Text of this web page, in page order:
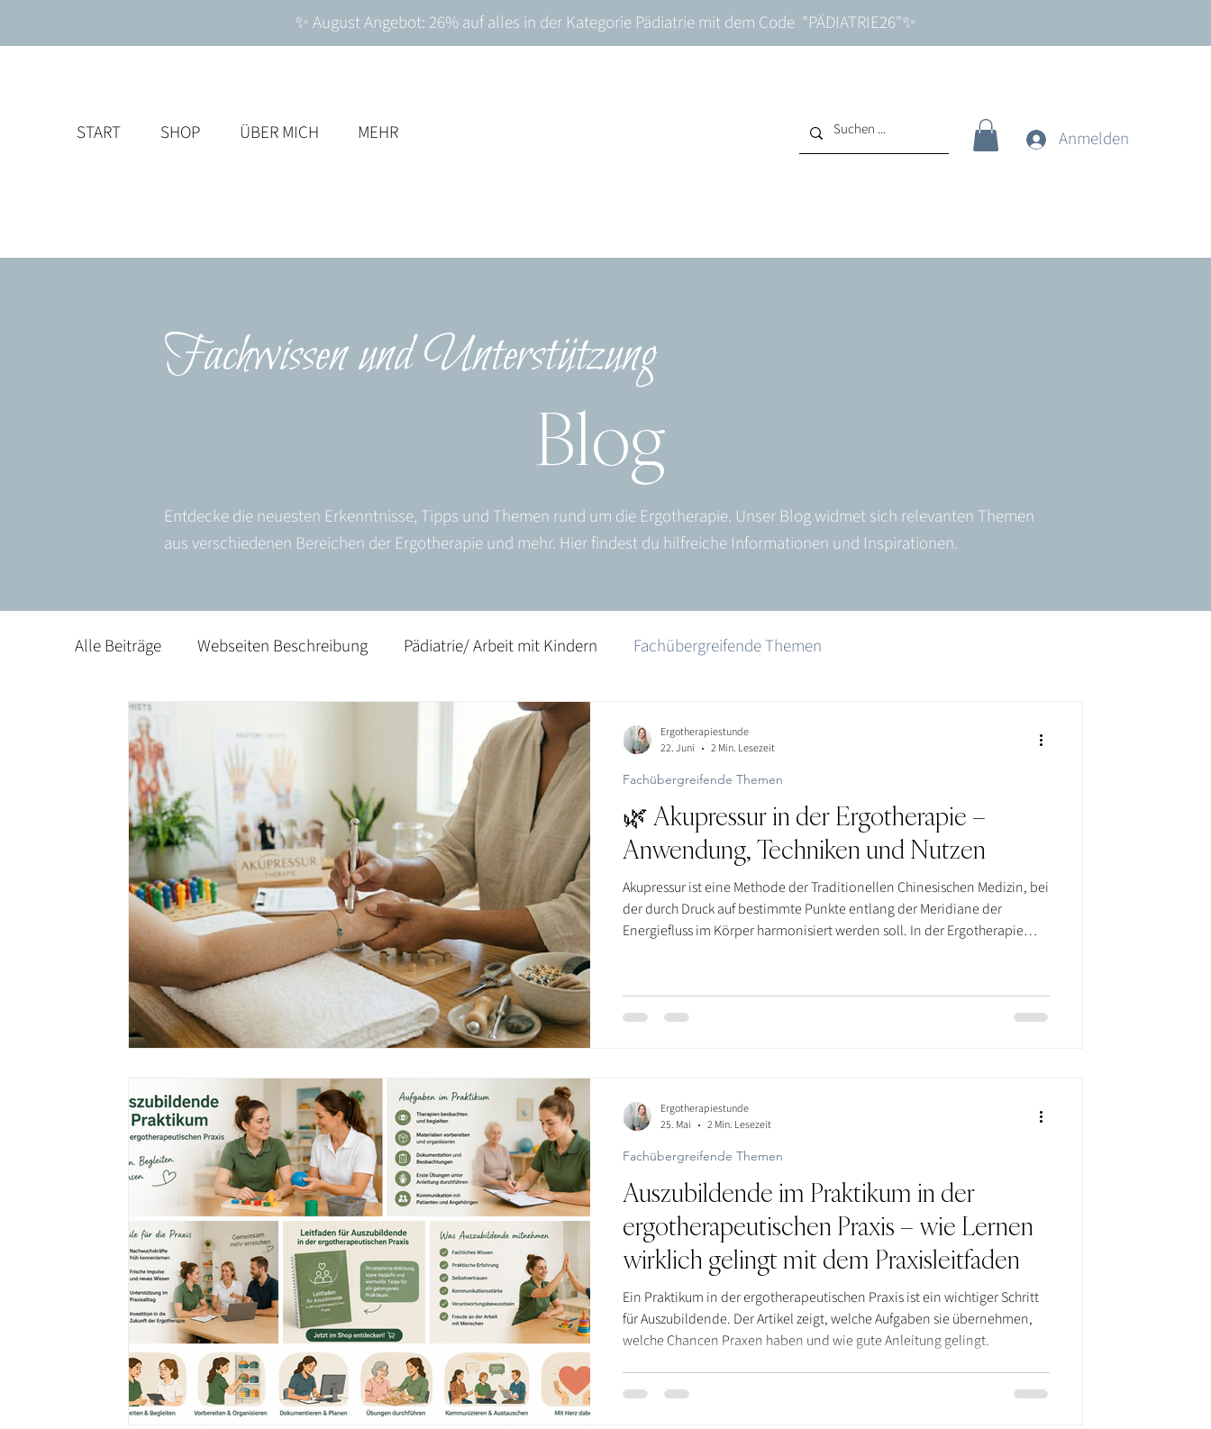
✨ August Angebot: 26% auf alles in der Kategorie Pädiatrie mit dem Code "PÄDIATRIE26"✨
START SHOP ÜBER MICH MEHR Anmelden
Blog
Fachwissen und Unterstützung
Entdecke die neuesten Erkenntnisse, Tipps und Themen rund um die Ergotherapie. Unser Blog widmet sich relevanten Themen
aus verschiedenen Bereichen der Ergotherapie und mehr. Hier findest du hilfreiche Informationen und Inspirationen.
Alle Beiträge Webseiten Beschreibung Pädiatrie/ Arbeit mit Kindern Fachübergreifende Themen
Geriatrie/ Arbeit mit Älteren Gariatrie/ Arbeit mit Senioren Geriatrie/ Arbeit mit Senioren
🌿 Akupressur in der Ergotherapie –
Anwendung, Techniken und Nutzen
Akupressur ist eine Methode der Traditionellen Chinesischen Medizin, bei
der durch Druck auf bestimmte Punkte entlang der Meridiane der
Energiefluss im Körper harmonisiert werden soll. In der Ergotherapie
Dabei kommen nicht-invasive Techniken wie Fingerdruck,
Akupressurstab oder Ohrakupressur zum Einsatz.
Fachübergreifende Themen
Ergotherapiestunde
22. Juni
2 Min. Lesezeit
Auszubildende im Praktikum in der
ergotherapeutischen Praxis – wie Lernen
wirklich gelingt mit dem Praxisleitfaden
Ein Praktikum in der ergotherapeutischen Praxis ist ein wichtiger Schritt
für Auszubildende. Der Artikel zeigt, welche Aufgaben sie übernehmen,
welche Chancen Praxen haben und wie gute Anleitung gelingt.
Fachübergreifende Themen
Ergotherapiestunde
25. Mai
2 Min. Lesezeit